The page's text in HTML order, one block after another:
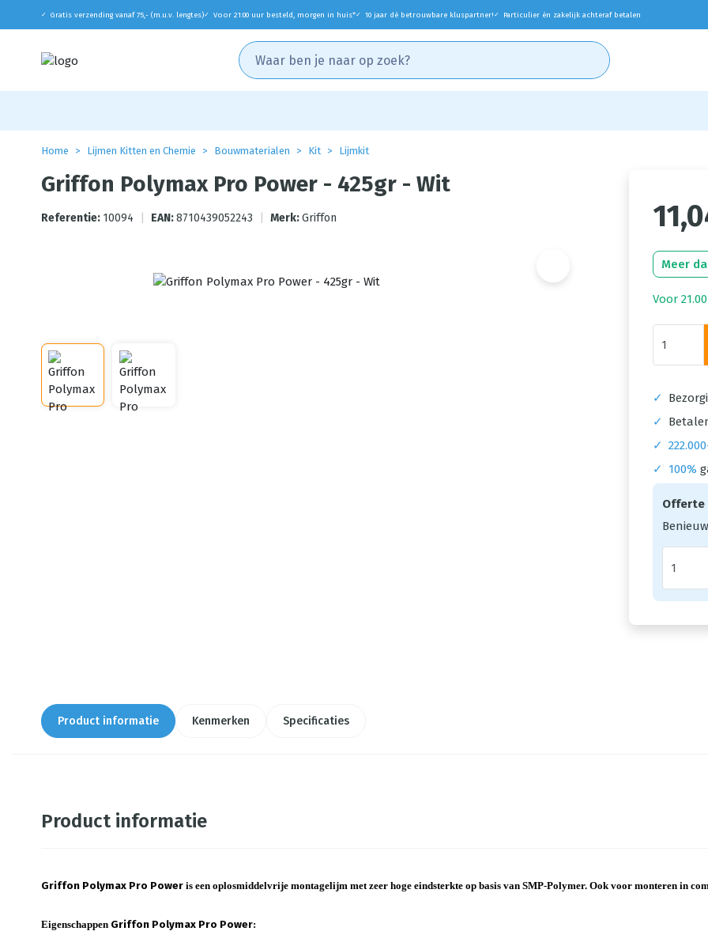
✓ Gratis verzending vanaf 75,- (m.u.v. lengtes)✓ Voor 21:00 uur besteld, morgen in huis*✓ 10 jaar dé betrouwbare kluspartner! ✓ Particulier én zakelijk achteraf betalen
Home Lijmen Kitten en Chemie Bouwmaterialen Kit Lijmkit
Griffon Polymax Pro Power - 425gr - Wit
Referentie: 10094 EAN:8710439052243 Merk:Griffon
Meer
Voor
✓
✓
✓
✓
100%
Offerte
Product informatie Kenmerken Specificaties
Product informatie
Griffon Polymax Pro Power is een oplosmiddelvrije montagelijm met zeer hoge eindsterkte op basis van SMP-Polymer. Ook voor monteren in
Eigenschappen Griffon Polymax Pro Power: